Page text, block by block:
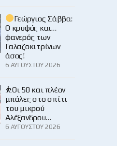
Γεώργιος Σάββα:
Ο κρυφός και…
φανερός των
Γαλαζοκιτρίνων
άσος!
6 ΑΥΓΟΎΣΤΟΥ 2026
⛹️Οι 50 και πλέον
μπάλες στο σπίτι
του μικρού
Αλέξανδρου…
6 ΑΥΓΟΎΣΤΟΥ 2026